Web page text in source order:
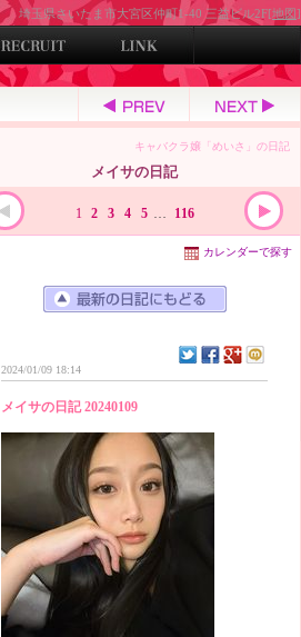
埼玉県さいたま市大宮区仲町1-40 三益ビル2F[地図]
メイサの日記
キャバクラ嬢「めいさ」の日記
1 2 3 4 5 … 116
カレンダーで探す
2024/01/09 18:14
メイサの日記 20240109